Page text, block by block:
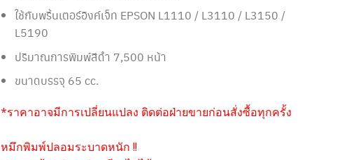
ใช้กับพริ้นเตอร์อิงค์เจ็ท EPSON L1110 / L3110 / L3150 /
L5190
ปริมาณการพิมพ์สีดำ 7,500 หน้า
ขนาดบรรจุ 65 cc.
*ราคาอาจมีการเปลี่ยนแปลง ติดต่อฝ่ายขายก่อนสั่งซื้อทุกครั้ง
หมึกพิมพ์ปลอมระบาดหนัก !!